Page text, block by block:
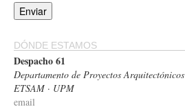
DÓNDE ESTAMOS
Despacho 61
Departamento de Proyectos Arquitectónicos
ETSAM · UPM
email